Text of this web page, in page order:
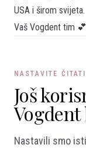
USA i širom svijeta.
Vaš Vogdent tim
NASTAVITE ČITATI
Još
Vogdent
Nastavili smo